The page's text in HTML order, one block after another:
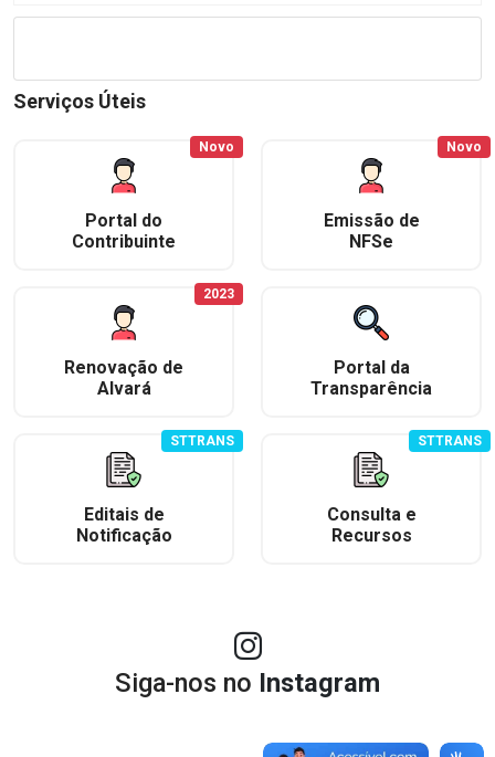
Serviços Úteis
Portal do
Contribuinte
Novo
Emissão de
NFSe
Novo
Renovação de
Alvará
2023
Portal da
Transparência
Editais de
Notificação
STTRANS
Consulta e
Recursos
STTRANS
Siga-nos no Instagram